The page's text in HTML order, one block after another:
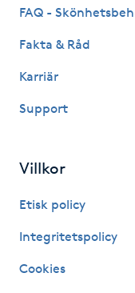
Liktornar
LPG-behandling
Luggklippning
Lymfmassage
FAQ -
Fakta & Råd
Karriär
Support
Villkor
Etisk policy
Integritetspolicy
Cookies